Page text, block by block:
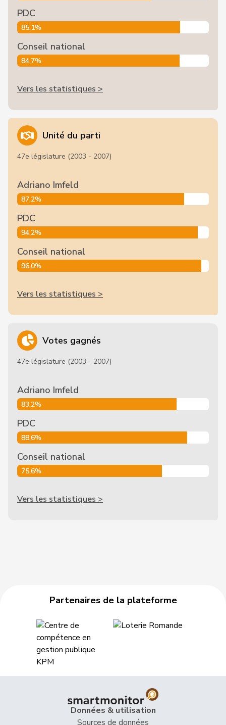
PDC
85,1%
Conseil national
84,7%
Vers les statistiques >
Unité du parti
47e législature (2003 - 2007)
Adriano Imfeld
87,2%
PDC
94,2%
Conseil national
96,0%
Vers les statistiques >
Votes gagnés
47e législature (2003 - 2007)
Adriano Imfeld
83,2%
PDC
88,6%
Conseil national
75,6%
Vers les statistiques >
Partenaires de la plateforme
Données & utilisation
Sources de données